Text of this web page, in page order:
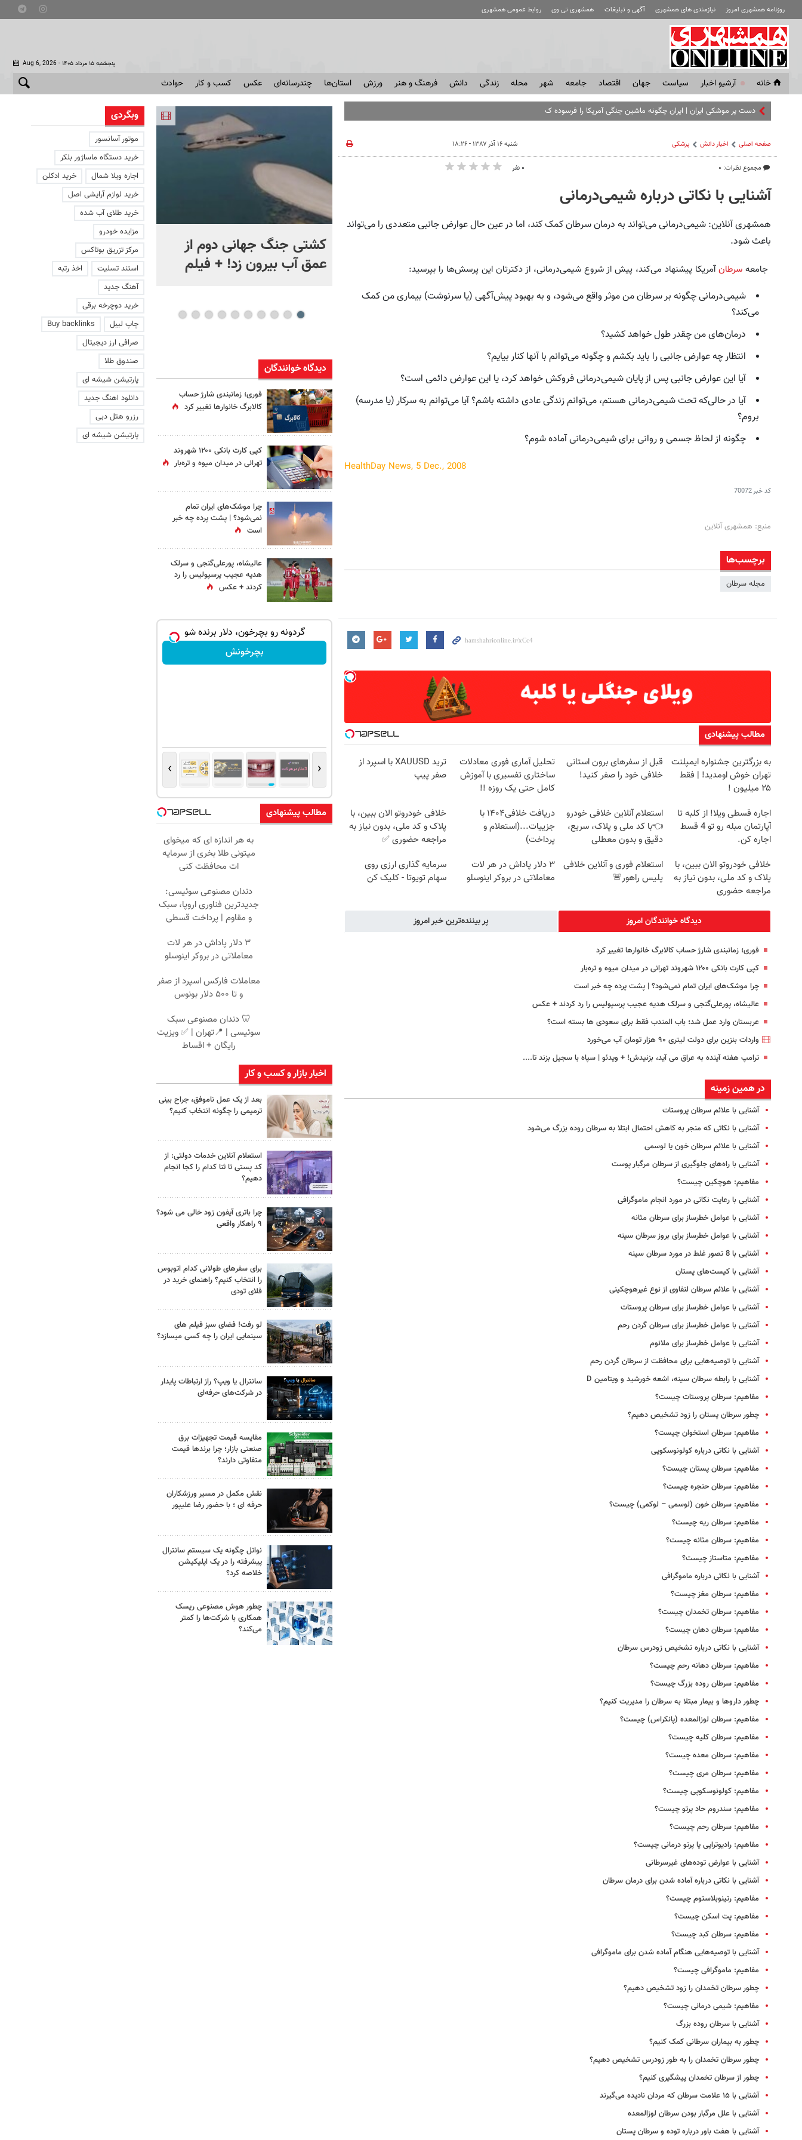
روزنامه همشهری امروز نیازمندی های همشهری آگهی و تبلیغات همشهری تی وی روابط عمومی همشهری
Aug 6, 2026 - پنجشنبه ۱۵ مرداد ۱۴۰۵
خانه آرشیو اخبار سياست جهان اقتصاد جامعه شهر محله زندگی دانش فرهنگ و هنر ورزش استان‌ها چندرسانه‌ای عکس کسب و کار حوادث
دست پر موشکی ایران | ایران چگونه ماشین جنگی آمریکا را فرسوده کرد؟
صفحه اصلی اخبار دانش پزشکی
مجموع نظرات: ۰
شنبه ۱۶ آذر ۱۳۸۷ - ۱۸:۲۶
۰ نفر
آشنایی با نکاتی درباره شیمی‌درمانی
همشهری آنلاین: شیمی‌درمانی می‌تواند به درمان سرطان کمک کند، اما در عین حال عوارض جانبی متعددی را می‌تواند
باعث شود.
جامعه سرطانآمریکا پیشنهاد می‌کند، پیش از شروع شیمی‌درمانی، از دکترتان این پرسش‌ها را بپرسید:
شیمی‌درمانی چگونه بر سرطان من موثر واقع می‌شود، و به بهبود پیش‌آگهی (یا سرنوشت) بیماری من کمک
می‌کند؟
درمان‌های من چقدر طول خواهد کشید؟
انتظار چه عوارض جانبی را باید بکشم و چگونه می‌توانم با آنها کنار بیایم؟
آیا این عوارض جانبی پس از پایان شیمی‌درمانی فروکش خواهد کرد، یا این عوارض دائمی است؟
‌آیا در حالی‌که تحت شیمی‌درمانی هستم، می‌توانم زندگی عادی داشته باشم؟ آیا می‌توانم به سرکار (یا مدرسه)
بروم؟
چگونه از لحاظ جسمی و روانی برای شیمی‌درمانی آماده شوم؟
HealthDay News, 5 Dec., 2008
کد خبر70072
منبع: همشهری آنلاین
برچسب‌ها
مجله سرطان
مطالب پیشنهادی
به بزرگترین جشنواره ایمپلنت
تهران خوش اومدید! | فقط
۲۵ میلیون !
قبل از سفرهای برون استانی
خلافی خود را صفر کنید!
تحلیل آماری فوری معادلات
ساختاری تفسیری با آموزش
کامل حتی یک روزه !!
ترید XAUUSD با اسپرد از
صفر پیپ
اجاره‌ قسطی ویلا! از کلبه تا
آپارتمان مبله رو تو 4 قسط
اجاره کن.
استعلام آنلاین خلافی خودرو
👈با کد ملی و پلاک، سریع،
دقیق و بدون معطلی
دریافت خلافی۱۴۰۴ با
جزییات...(استعلام و
پرداخت)
خلافی خودروتو الان ببین، با
پلاک و کد ملی، بدون نیاز به
مراجعه حضوری ✅
خلافی خودروتو الان ببین، با
پلاک و کد ملی، بدون نیاز به
مراجعه حضوری
استعلام فوری و آنلاین خلافی
پلیس راهور🚨
۳ دلار پاداش در هر لات
معاملاتی در بروکر اینوسلو
سرمایه گذاری ارزی روی
سهام تویوتا - کلیک کن
دیدگاه خوانندگان امروز پر بیننده‌ترین خبر امروز
فوری؛ زمانبندی‌ شارژ حساب کالابرگ خانوارها تغییر کرد
کپی کارت بانکی ۱۲۰۰ شهروند تهرانی در میدان میوه و تره‌بار
چرا موشک‌های ایران تمام نمی‌شود؟ | پشت پرده چه خبر است
عالیشاه، پورعلی‌گنجی و سرلک هدیه عجیب پرسپولیس را رد کردند + عکس
عربستان وارد عمل شد؛ باب المندب فقط برای سعودی ها بسته است؟
واردات بنزین برای دولت لیتری ۹۰ هزار تومان آب می‌خورد
ترامپ هفته آینده به عراق می آید، بزنیدش! + ویدئو | سپاه با سجیل بزند تا....
در همین زمینه
آشنایی با علائم سرطان پروستات
آشنایی با نکاتی که منجر به کاهش احتمال ابتلا به سرطان روده بزرگ می‌شود
آشنایی با علائم سرطان خون یا لوسمی
آشنایی با راه‌های جلوگیری از سرطان مرگبار پوست
مفاهیم: هوچکین چیست؟
آشنایی با رعایت نکاتی در مورد انجام ماموگرافی
آشنایی با عوامل خطرساز برای سرطان مثانه
آشنایی با عوامل خطرساز برای بروز سرطان سینه
آشنایی با 8 تصور غلط در مورد سرطان سینه
آشنایی با کیست‌های پستان
آشنایی با علائم سرطان لنفاوی از نوع غیرهوچکینی
آشنایی با عوامل خطرساز برای سرطان پروستات
آشنایی با عوامل خطرساز برای سرطان گردن رحم
آشنایی با عوامل خطرساز برای ملانوم
آشنایی با توصیه‌هایی برای محافظت از سرطان گردن رحم
آشنایی با رابطه سرطان سینه، اشعه خورشید و ویتامین D
مفاهیم: سرطان پروستات چیست؟
چطور سرطان پستان را زود تشخیص دهیم؟
مفاهیم: سرطان استخوان چیست؟
آشنایی با نکاتی درباره کولونوسکوپی
مفاهیم: سرطان پستان چیست؟
مفاهیم: سرطان حنجره چیست؟
مفاهیم: سرطان خون (لوسمی – لوکمی) چیست؟
مفاهیم: سرطان ریه چیست؟
مفاهیم: سرطان مثانه چیست؟
مفاهیم: متاستاز چیست؟
آشنایی با نکاتی درباره ماموگرافی
مفاهیم: سرطان مغز چیست؟
مفاهیم: سرطان تخمدان چیست؟
مفاهیم: سرطان دهان چیست؟
آشنایی با نکاتی درباره تشخیص زودرس سرطان
مفاهیم: سرطان دهانه رحم چیست؟
مفاهیم: سرطان روده بزرگ چیست؟
چطور داروها و بیمار مبتلا به سرطان را مدیریت کنیم؟
مفاهیم: سرطان لوزالمعده (پانکراس) چیست؟
مفاهیم: سرطان کلیه چیست؟
مفاهیم: سرطان معده چیست؟
مفاهیم: سرطان مری چیست؟
مفاهیم: کولونوسکوپی چیست؟
مفاهیم: سندروم حاد پرتو چیست؟
مفاهیم: سرطان رحم چیست؟
مفاهیم: رادیوتراپی یا پرتو درمانی چیست؟
آشنایی با عوارض توده‌های غیرسرطانی
آشنایی با نکاتی درباره آماده شدن برای درمان سرطان
مفاهیم: رتینوبلاستوم چیست؟
مفاهیم: پت اسکن چیست؟
مفاهیم: سرطان کبد چیست؟
آشنایی با توصیه‌هایی هنگام آماده شدن برای ماموگرافی
مفاهیم: ماموگرافی چیست؟
چطور سرطان تخمدان را زود تشخیص دهیم؟
مفاهیم: شیمی‌ درمانی چیست؟
آشنایی با سرطان روده بزرگ
چطور به بیماران سرطانی کمک کنیم؟
چطور سرطان تخمدان را به طور زودرس تشخیص دهیم؟
چطور از سرطان تخمدان پیشگیری کنیم؟
آشنایی با ۱۵ علامت سرطان که مردان نادیده می‌گیرند
آشنایی با علل مرگبار بودن سرطان لوزالمعده
آشنایی با هفت باور درباره توده و سرطان پستان
۹ با ماه + فیلم
کشتی‌ جنگ جهانی دوم از
عمق آب بیرون زد! + فیلم
افشای اطلاعات برای ترور
بارون ترامپ | ماجرای قرار
عاشقانه با یک زن
دیدگاه خوانندگان
فوری؛ زمانبندی‌ شارژ حساب
کالابرگ خانوارها تغییر کرد
کپی کارت بانکی ۱۲۰۰ شهروند
تهرانی در میدان میوه و تره‌بار
چرا موشک‌های ایران تمام
نمی‌شود؟ | پشت پرده چه خبر
است
عالیشاه، پورعلی‌گنجی و سرلک
هدیه عجیب پرسپولیس را رد
کردند + عکس
ثبت نام کنید
رزرورایگان نوبت
بازی کن ، گردونه بچرخون ، 1000 دلار جایزه
ببر 💲🤑💲
بچرخونش
گردونه رو بچرخون، دلار برنده شو
بچرخونش
‹
›
مطالب پیشنهادی
به هر اندازه ای که میخوای
میتونی طلا بخری از سرمایه
ات محافظت کنی
دندان مصنوعی سوئیسی:
جدیدترین فناوری اروپا، سبک
و مقاوم | پرداخت قسطی
۳ دلار پاداش در هر لات
معاملاتی در بروکر اینوسلو
معاملات فارکس اسپرد از صفر
و تا ۵۰۰ دلار بونوس
🦷 دندان مصنوعی سبک
سوئیسی | 📍تهران | ✅ ویزیت
رایگان + اقساط
اخبار بازار و کسب و کار
بعد از یک عمل ناموفق، جراح بینی
ترمیمی را چگونه انتخاب کنیم؟
استعلام آنلاین خدمات دولتی: از
کد پستی تا ثنا کدام را کجا انجام
دهیم؟
چرا باتری آیفون زود خالی می شود؟
۹ راهکار واقعی
برای سفرهای طولانی کدام اتوبوس
را انتخاب کنیم؟ راهنمای خرید در
فلای تودی
لو رفت! فضای سبز فیلم های
سینمایی ایران را چه کسی میسازد؟
سانترال یا ویپ؟ راز ارتباطات پایدار
در شرکت‌های حرفه‌ای
مقایسه قیمت تجهیزات برق
صنعتی بازار؛ چرا برندها قیمت
متفاوتی دارند؟
نقش مکمل در مسیر ورزشکاران
حرفه ای ؛ با حضور رضا علیپور
نواتل چگونه یک سیستم سانترال
پیشرفته را در یک اپلیکیشن
خلاصه کرد؟
چطور هوش مصنوعی ریسک
همکاری با شرکت‌ها را کمتر
می‌کند؟
وبگردی
موتور آسانسور
خرید دستگاه ماساژور بلکر
اجاره ویلا شمال
خرید ادکلن
خرید لوازم آرایشی اصل
خرید طلای آب شده
مزایده خودرو
مرکز تزریق بوتاکس
استند تسلیت
اخذ رتبه
آهنگ جدید
خرید دوچرخه برقی
چاپ لیبل
Buy backlinks
صرافی ارز دیجیتال
صندوق طلا
پارتیشن شیشه ای
دانلود اهنگ جدید
رزرو هتل دبی
پارتیشن شیشه ای